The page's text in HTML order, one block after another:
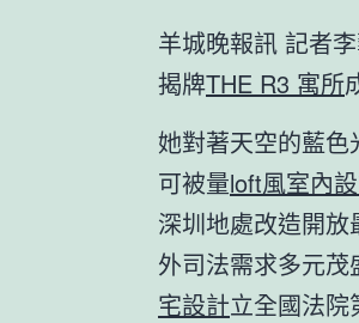
羊城晚報訊 記者
揭牌THE R3 寓所
她對著天空的藍
可被量loft風室內
深圳地處改造開
外司法需求多元
宅設計立全國法院